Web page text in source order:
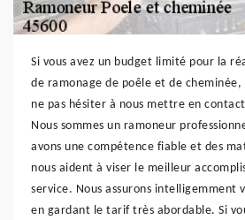
Si vous avez un budget limité pour la
de ramonage de poêle et de cheminée,
ne pas hésiter à nous mettre en
Nous sommes un ramoneur
avons une compétence fiable et des
nous aident à viser le meilleur
service. Nous assurons intelligemment
en gardant le tarif très abordable. Si